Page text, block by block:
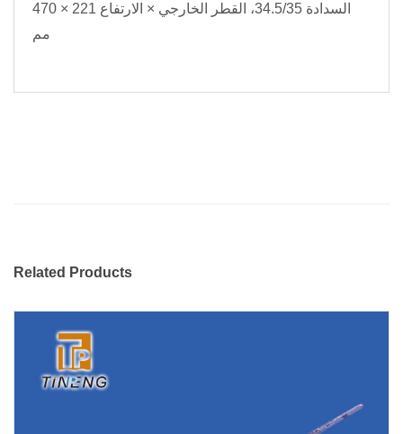
السدادة 34.5/35، القطر الخارجي × الارتفاع 221 × 470
مم
Related Products